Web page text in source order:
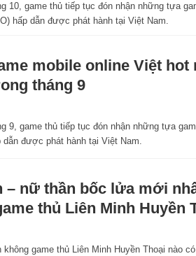
10, game thủ tiếp tục đón nhận những tựa
hấp dẫn được phát hành tại Việt Nam.
mobile online Việt hot
tháng 9
9, game thủ tiếp tục đón nhận những tựa
dẫn được phát hành tại Việt Nam.
– nữ thần bốc lửa mới
thủ Liên Minh Huyền
không game thủ Liên Minh Huyền Thoại nào